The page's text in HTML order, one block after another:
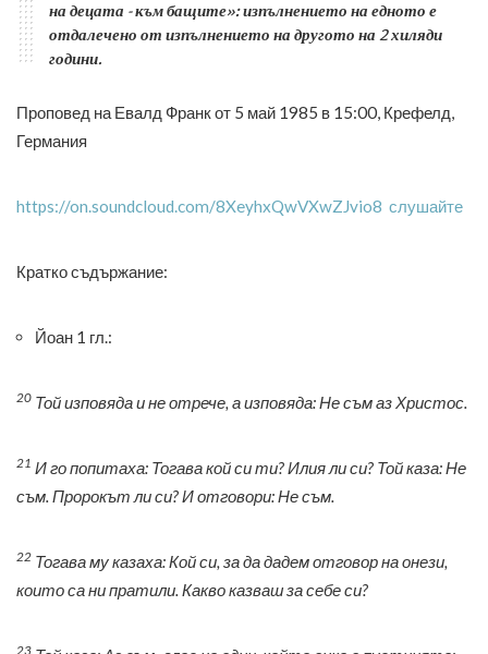
на децата - към бащите»: изпълнението на едното е
отдалечено от изпълнението на другото на 2 хиляди
години.
Проповед на Евалд Франк от 5 май 1985 в 15:00, Крефелд,
Германия
https://on.soundcloud.com/8XeyhxQwVXwZJvio8 слушайте
Кратко съдържание:
Йоан 1 гл.:
20 Той изповяда и не отрече, а изповяда: Не съм аз Христос.
21 И го попитаха: Тогава кой си ти? Илия ли си? Той каза: Не
съм. Пророкът ли си? И отговори: Не съм.
22 Тогава му казаха: Кой си, за да дадем отговор на онези,
които са ни пратили. Какво казваш за себе си?
23